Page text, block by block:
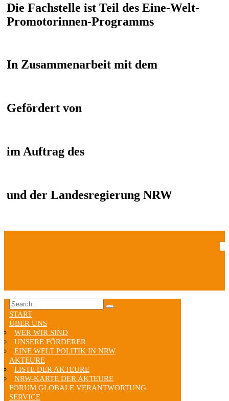
Die Fachstelle ist Teil des Eine-Welt-
Promotorinnen-Programms
In Zusammenarbeit mit dem
Gefördert von
im Auftrag des
und der Landesregierung NRW
START
ÜBER UNS
WER WIR SIND
UNSERE FÖRDERER
EINE WELT POLITIK IN NRW
AKTEURE
LISTE DER AKTEURE
NRW-KARTE DER AKTEURE
FORUM GLOBALE VERANTWORTUNG
SERVICE